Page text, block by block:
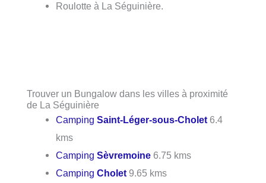
Roulotte à La Séguinière.
Trouver un Bungalow dans les villes à proximité
de La Séguinière
CampingSaint-Léger-sous-Cholet 6.4
kms
CampingSèvremoine 6.75 kms
CampingCholet 9.65 kms